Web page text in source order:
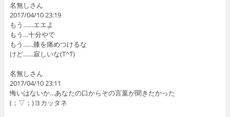
名無しさん
2017/04/10 23:19
もう……エエよ
もう…十分やで
もう……膝を痛めつけるな
けど……寂しいな(T^T)
名無しさん
2017/04/10 23:11
悔いはないか…あなたの口からその言葉が聞きたかった
(；▽；)ヨカッタネ